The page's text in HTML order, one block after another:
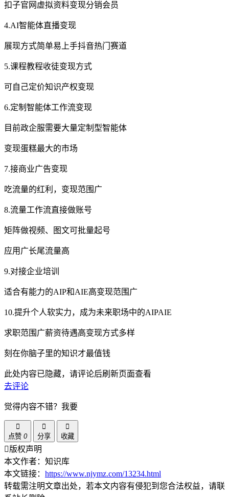
扣子官网虚拟资料变现分销会员
4.AI智能体直播变现
展现方式简单易上手抖音热门赛道
5.课程教程收徒变现方式
可自己定价知识产权变现
6.定制智能体工作流变现
目前政企服需要大量定制型智能体
变现蛋糕最大的市场
7.接商业广告变现
吃流量的红利，变现范围广
8.流量工作流直接做账号
矩阵做视频、图文可批量起号
应用广长尾流量高
9.对接企业培训
适合有能力的AIP和AIE高变现范围广
10.提升个人软实力，成为未来职场中的AIPAIE
求职范围广薪资待遇高变现方式多样
刻在你脑子里的知识才最值钱
此处内容已隐藏，请评论后刷新页面查看
去评论
觉得内容不错？我要
点赞 0 分享 收藏
版权声明
本文作者：知识库
本文链接： https://www.njymz.com/13234.html
转载需注明文章出处，若本文内容有侵犯到您合法权益，请联